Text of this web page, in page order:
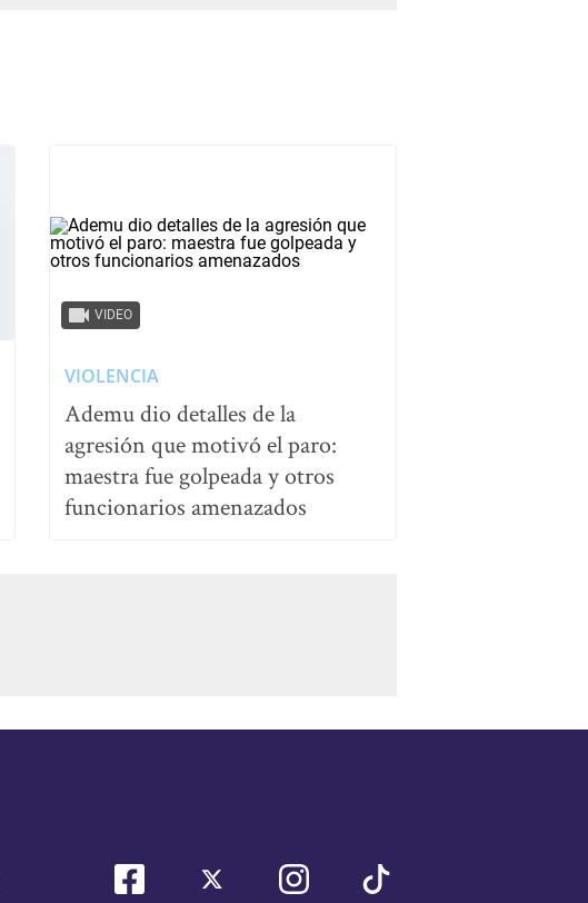
VIDEO
VIOLENCIA
Ademu dio detalles de la
agresión que motivó el paro:
maestra fue golpeada y otros
funcionarios amenazados